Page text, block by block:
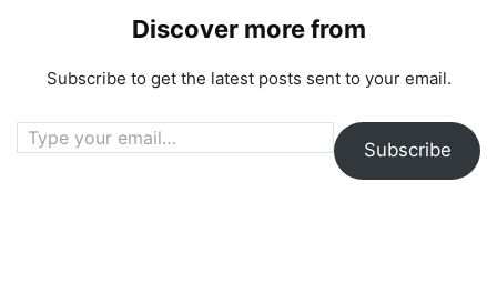
Discover more from
Subscribe to get the latest posts sent to your email.
Type your email…
Subscribe